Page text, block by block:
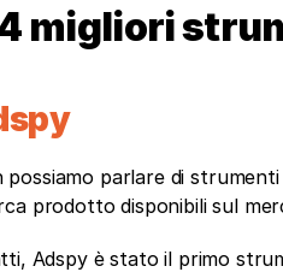
migliori
possiamo parlare di
prodotto disponibili sul
Adspy è stato il primo